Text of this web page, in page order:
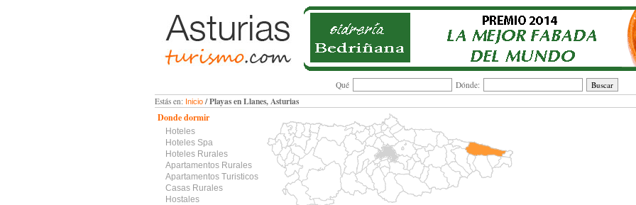
Qué
Dónde:
Estás en: Inicio/ Playas en Llanes, Asturias
Donde dormir
Hoteles
Hoteles Spa
Hoteles Rurales
Apartamentos Rurales
Apartamentos Turisticos
Casas Rurales
Hostales